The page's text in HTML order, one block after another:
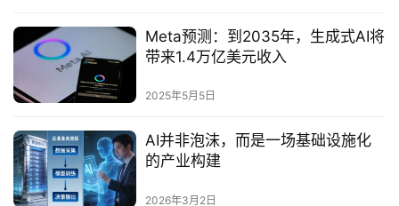
Meta预测：到2035年，生成式AI将
带来1.4万亿美元收入
2025年5月5日
AI并非泡沫，而是一场基础设施化
的产业构建
2026年3月2日